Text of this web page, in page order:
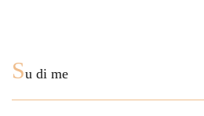
Su di me